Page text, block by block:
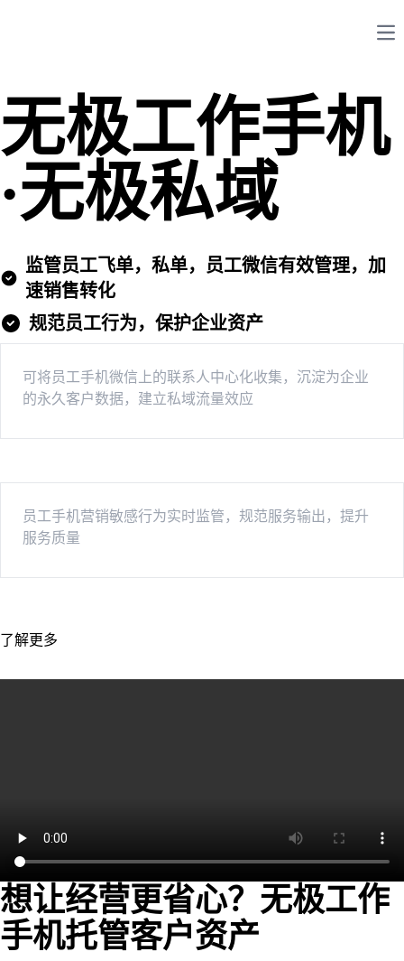
无极工作手机
·无极私域
监管员工飞单，私单，员工微信有效管理，加
速销售转化
规范员工行为，保护企业资产
可将员工手机微信上的联系人中心化收集，沉淀为企业
的永久客户数据，建立私域流量效应
员工手机营销敏感行为实时监管，规范服务输出，提升
服务质量
了解更多
想让经营更省心？无极工作
手机托管客户资产